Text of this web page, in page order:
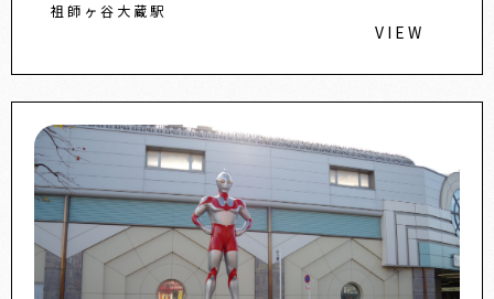
祖師ヶ谷大蔵駅
VIEW